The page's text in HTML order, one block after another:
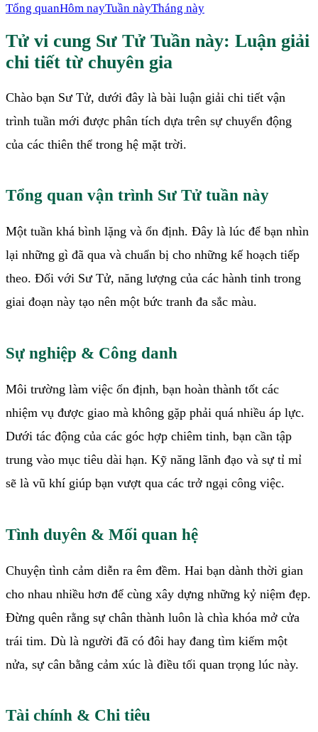
Tổng quanHôm nayTuần nàyTháng này
Tử vi cung Sư Tử Tuần này: Luận giải
chi tiết từ chuyên gia
Chào bạn Sư Tử, dưới đây là bài luận giải chi tiết vận
trình tuần mới được phân tích dựa trên sự chuyển động
của các thiên thể trong hệ mặt trời.
Tổng quan vận trình Sư Tử tuần này
Một tuần khá bình lặng và ổn định. Đây là lúc để bạn nhìn
lại những gì đã qua và chuẩn bị cho những kế hoạch tiếp
theo. Đối với Sư Tử, năng lượng của các hành tinh trong
giai đoạn này tạo nên một bức tranh đa sắc màu.
Sự nghiệp & Công danh
Môi trường làm việc ổn định, bạn hoàn thành tốt các
nhiệm vụ được giao mà không gặp phải quá nhiều áp lực.
Dưới tác động của các góc hợp chiêm tinh, bạn cần tập
trung vào mục tiêu dài hạn. Kỹ năng lãnh đạo và sự tỉ mỉ
sẽ là vũ khí giúp bạn vượt qua các trở ngại công việc.
Tình duyên & Mối quan hệ
Chuyện tình cảm diễn ra êm đềm. Hai bạn dành thời gian
cho nhau nhiều hơn để cùng xây dựng những kỷ niệm đẹp.
Đừng quên rằng sự chân thành luôn là chìa khóa mở cửa
trái tim. Dù là người đã có đôi hay đang tìm kiếm một
nửa, sự cân bằng cảm xúc là điều tối quan trọng lúc này.
Tài chính & Chi tiêu